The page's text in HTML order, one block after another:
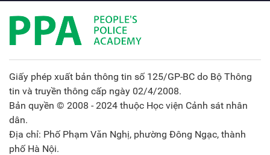
Giấy phép xuất bản thông tin số 125/GP-BC do Bộ Thông
tin và truyền thông cấp ngày 02/4/2008.
Bản quyền © 2008 - 2024 thuộc Học viện Cảnh sát nhân
dân.
Địa chỉ: Phố Phạm Văn Nghị, phường Đông Ngạc, thành
phố Hà Nội.